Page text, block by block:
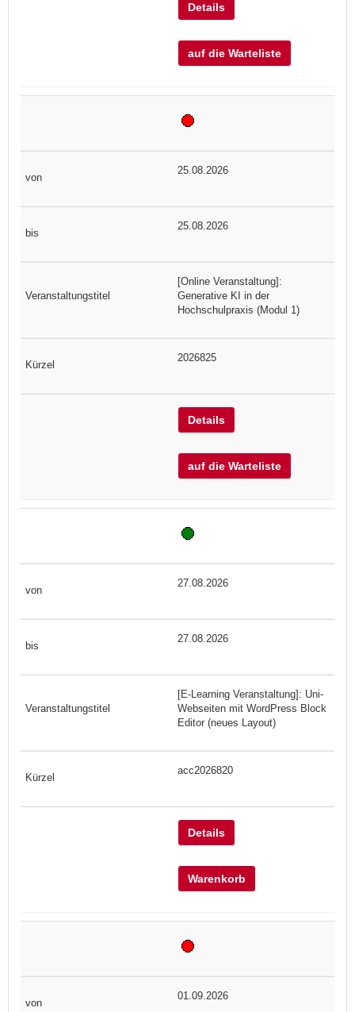
Details
auf die Warteliste
25.08.2026
25.08.2026
[Online Veranstaltung]:
Generative KI in der
Hochschulpraxis (Modul 1)
2026825
Details
auf die Warteliste
27.08.2026
27.08.2026
[E-Learning Veranstaltung]: Uni-
Webseiten mit WordPress Block
Editor (neues Layout)
acc2026820
Details
Warenkorb
01.09.2026